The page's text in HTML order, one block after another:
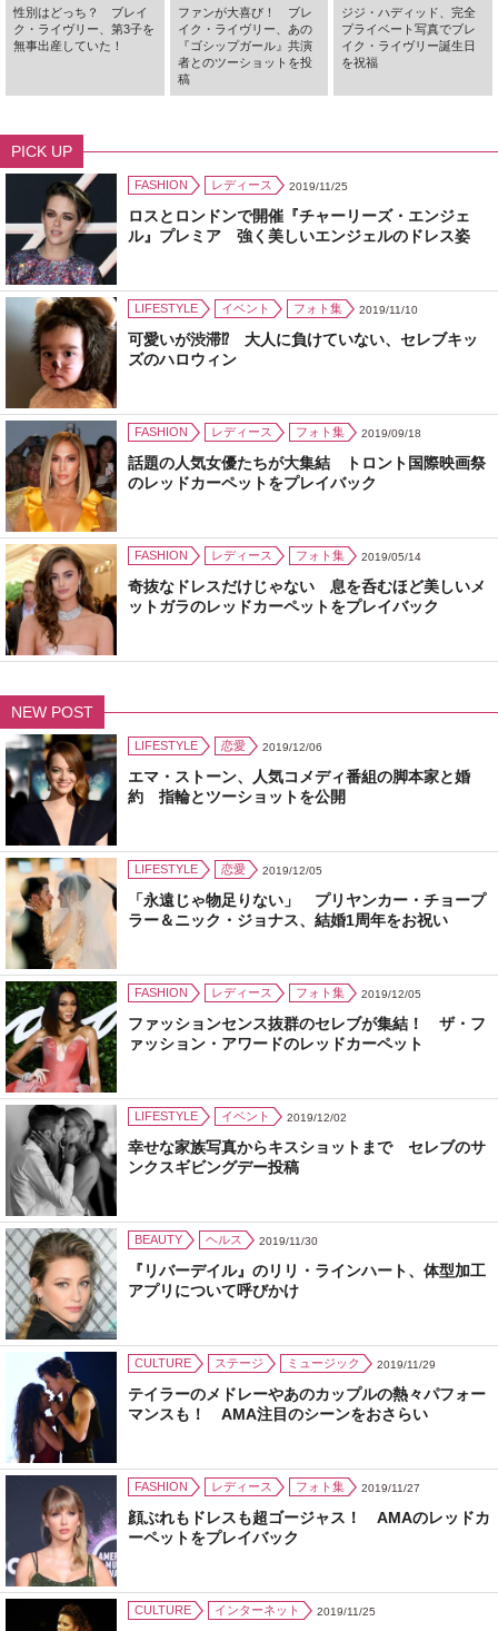
性別はどっち？ ブレイ
ク・ライヴリー、第3子を
無事出産していた！
ファンが大喜び！ ブレ
イク・ライヴリー、あの
『ゴシップガール』共演
者とのツーショットを投
稿
ジジ・ハディッド、完全
プライベート写真でブレ
イク・ライヴリー誕生日
を祝福
PICK UP
FASHION レディース 2019/11/25
ロスとロンドンで開催『チャーリーズ・エンジェ
ル』プレミア 強く美しいエンジェルのドレス姿
LIFESTYLE イベント フォト集 2019/11/10
可愛いが渋滞⁉ 大人に負けていない、セレブキッ
ズのハロウィン
FASHION レディース フォト集 2019/09/18
話題の人気女優たちが大集結 トロント国際映画祭
のレッドカーペットをプレイバック
FASHION レディース フォト集 2019/05/14
奇抜なドレスだけじゃない 息を呑むほど美しいメ
ットガラのレッドカーペットをプレイバック
NEW POST
LIFESTYLE 恋愛 2019/12/06
エマ・ストーン、人気コメディ番組の脚本家と婚
約 指輪とツーショットを公開
LIFESTYLE 恋愛 2019/12/05
「永遠じゃ物足りない」 プリヤンカー・チョープ
ラー＆ニック・ジョナス、結婚1周年をお祝い
FASHION レディース フォト集 2019/12/05
ファッションセンス抜群のセレブが集結！ ザ・フ
ァッション・アワードのレッドカーペット
LIFESTYLE イベント 2019/12/02
幸せな家族写真からキスショットまで セレブのサ
ンクスギビングデー投稿
BEAUTY ヘルス 2019/11/30
『リバーデイル』のリリ・ラインハート、体型加工
アプリについて呼びかけ
CULTURE ステージ ミュージック 2019/11/29
テイラーのメドレーやあのカップルの熱々パフォー
マンスも！ AMA注目のシーンをおさらい
FASHION レディース フォト集 2019/11/27
顔ぶれもドレスも超ゴージャス！ AMAのレッドカ
ーペットをプレイバック
CULTURE インターネット 2019/11/25